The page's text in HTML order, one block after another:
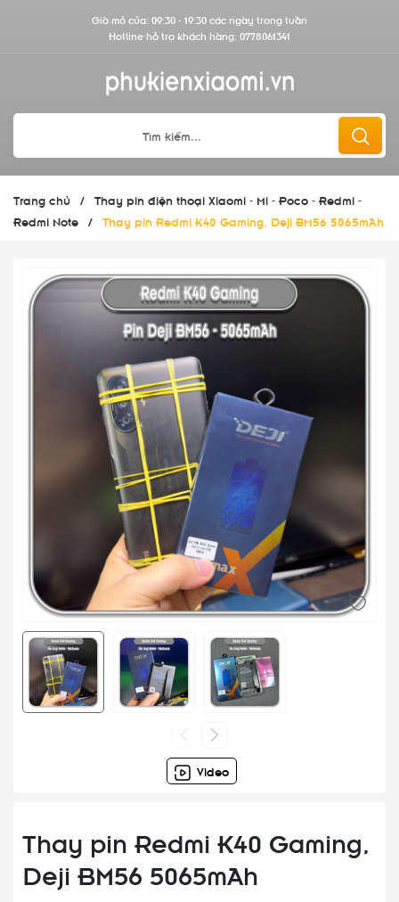
Giờ mở cửa: 09:30 - 19:30 các ngày trong tuần
Hotline hỗ trợ khách hàng: 0778061341
Trang chủ / Thay pin điện thoại Xiaomi - Mi - Poco - Redmi -
Redmi Note / Thay pin Redmi K40 Gaming, Deji BM56 5065mAh
Video
Thay pin Redmi K40 Gaming,
Deji BM56 5065mAh